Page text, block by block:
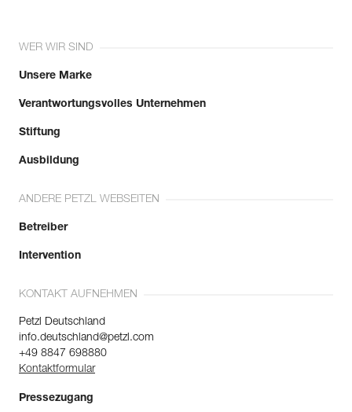
WER WIR SIND
Unsere Marke
Verantwortungsvolles Unternehmen
Stiftung
Ausbildung
ANDERE PETZL WEBSEITEN
Betreiber
Intervention
KONTAKT AUFNEHMEN
Petzl Deutschland
info.deutschland@petzl.com
+49 8847 698880
Kontaktformular
Pressezugang